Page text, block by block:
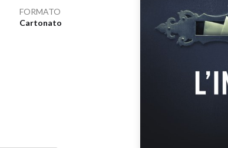
FORMATO
Cartonato